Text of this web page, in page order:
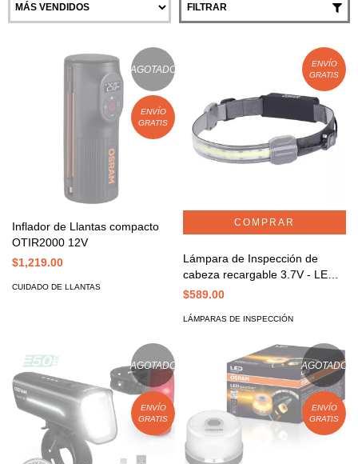
FILTRAR
AGOTADO
ENVÍO
GRATIS
Inflador de Llantas compacto
OTIR2000 12V
$1,219.00
CUIDADO DE LLANTAS
ENVÍO
GRATIS
Lámpara de Inspección de
cabeza recargable 3.7V - LEDIL
414
$589.00
LÁMPARAS DE INSPECCIÓN
AGOTADO
ENVÍO
GRATIS
AGOTADO
ENVÍO
GRATIS